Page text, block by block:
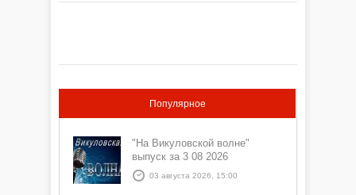
Популярное
"На Викуловской волне"
выпуск за 3 08 2026
03 августа 2026, 15:00